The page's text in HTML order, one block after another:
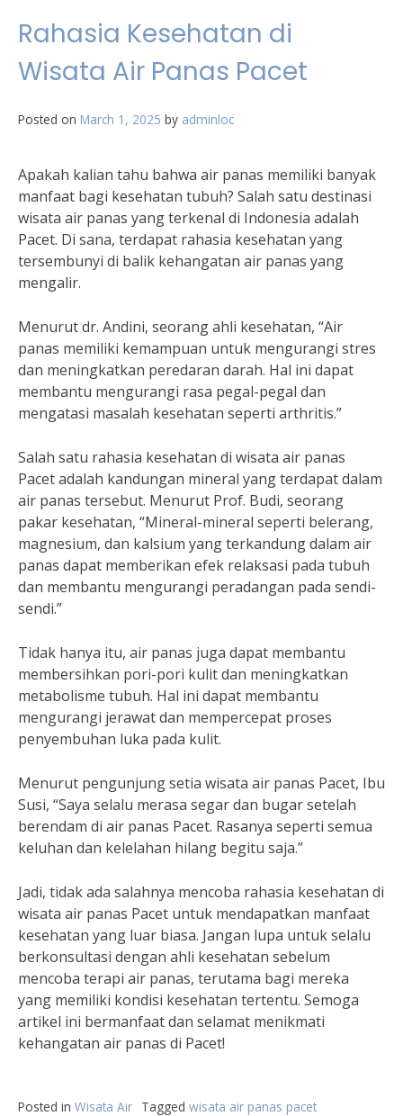
Rahasia Kesehatan di
Wisata Air Panas Pacet
Posted on March 1, 2025 by adminloc
Apakah kalian tahu bahwa air panas memiliki banyak
manfaat bagi kesehatan tubuh? Salah satu destinasi
wisata air panas yang terkenal di Indonesia adalah
Pacet. Di sana, terdapat rahasia kesehatan yang
tersembunyi di balik kehangatan air panas yang
mengalir.
Menurut dr. Andini, seorang ahli kesehatan, “Air
panas memiliki kemampuan untuk mengurangi stres
dan meningkatkan peredaran darah. Hal ini dapat
membantu mengurangi rasa pegal-pegal dan
mengatasi masalah kesehatan seperti arthritis.”
Salah satu rahasia kesehatan di wisata air panas
Pacet adalah kandungan mineral yang terdapat dalam
air panas tersebut. Menurut Prof. Budi, seorang
pakar kesehatan, “Mineral-mineral seperti belerang,
magnesium, dan kalsium yang terkandung dalam air
panas dapat memberikan efek relaksasi pada tubuh
dan membantu mengurangi peradangan pada sendi-
sendi.”
Tidak hanya itu, air panas juga dapat membantu
membersihkan pori-pori kulit dan meningkatkan
metabolisme tubuh. Hal ini dapat membantu
mengurangi jerawat dan mempercepat proses
penyembuhan luka pada kulit.
Menurut pengunjung setia wisata air panas Pacet, Ibu
Susi, “Saya selalu merasa segar dan bugar setelah
berendam di air panas Pacet. Rasanya seperti semua
keluhan dan kelelahan hilang begitu saja.”
Jadi, tidak ada salahnya mencoba rahasia kesehatan di
wisata air panas Pacet untuk mendapatkan manfaat
kesehatan yang luar biasa. Jangan lupa untuk selalu
berkonsultasi dengan ahli kesehatan sebelum
mencoba terapi air panas, terutama bagi mereka
yang memiliki kondisi kesehatan tertentu. Semoga
artikel ini bermanfaat dan selamat menikmati
kehangatan air panas di Pacet!
Posted in Wisata Air Tagged wisata air panas pacet